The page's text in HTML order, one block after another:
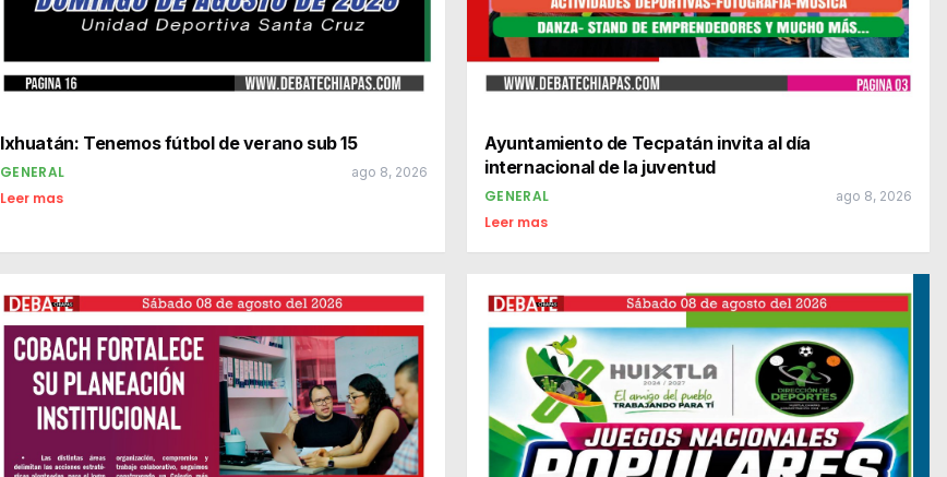
Ixhuatán: Tenemos fútbol de verano sub 15
GENERAL ago 8, 2026
Leer mas
Ayuntamiento de Tecpatán invita al día
internacional de la juventud
GENERAL ago 8, 2026
Leer mas